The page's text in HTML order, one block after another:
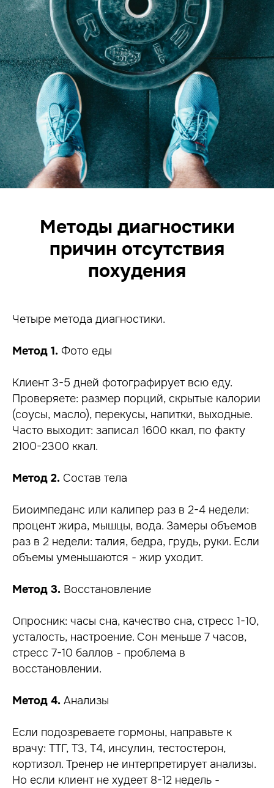
Методы диагностики
причин отсутствия
похудения
Четыре метода диагностики.
Метод 1. Фото еды
Клиент 3-5 дней фотографирует всю еду.
Проверяете: размер порций, скрытые калории
(соусы, масло), перекусы, напитки, выходные.
Часто выходит: записал 1600 ккал, по факту
2100-2300 ккал.
Метод 2. Состав тела
Биоимпеданс или калипер раз в 2-4 недели:
процент жира, мышцы, вода. Замеры объемов
раз в 2 недели: талия, бедра, грудь, руки. Если
объемы уменьшаются - жир уходит.
Метод 3. Восстановление
Опросник: часы сна, качество сна, стресс 1-10,
усталость, настроение. Сон меньше 7 часов,
стресс 7-10 баллов - проблема в
восстановлении.
Метод 4. Анализы
Если подозреваете гормоны, направьте к
врачу: ТТГ, Т3, Т4, инсулин, тестостерон,
кортизол. Тренер не интерпретирует анализы.
Но если клиент не худеет 8-12 недель -